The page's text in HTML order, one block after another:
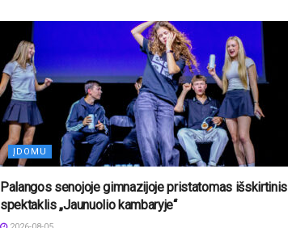
ĮDOMU
Palangos senojoje gimnazijoje pristatomas išskirtinis
spektaklis „Jaunuolio kambaryje“